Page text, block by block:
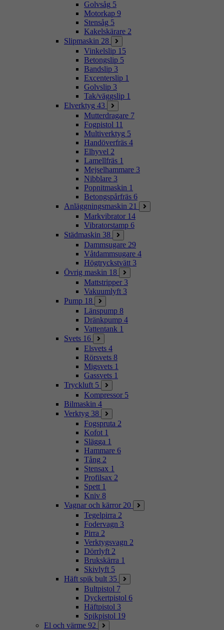
Golvsåg 5
Motorkap 9
Stensåg 5
Kakelskärare 2
Slipmaskin 28
Vinkelslip 15
Betongslip 5
Bandslip 3
Excenterslip 1
Golvslip 3
Tak/väggslip 1
Elverktyg 43
Mutterdragare 7
Fogpistol 11
Multiverktyg 5
Handöverfräs 4
Elhyvel 2
Lamellfräs 1
Mejselhammare 3
Nibblare 3
Popnitmaskin 1
Betongspårfräs 6
Anläggningsmaskin 21
Markvibrator 14
Vibratorstamp 6
Städmaskin 38
Dammsugare 29
Våtdammsugare 4
Högtryckstvätt 3
Övrig maskin 18
Mattstripper 3
Vakuumlyft 3
Pump 18
Länspump 8
Dränkpump 4
Vattentank 1
Svets 16
Elsvets 4
Rörsvets 8
Migsvets 1
Gassvets 1
Tryckluft 5
Kompressor 5
Bilmaskin 4
Verktyg 38
Fogspruta 2
Kofot 1
Slägga 1
Hammare 6
Tång 2
Stensax 1
Profilsax 2
Spett 1
Kniv 8
Vagnar och kärror 20
Tegelpirra 2
Fodervagn 3
Pirra 2
Verktygsvagn 2
Dörrlyft 2
Brukskärra 1
Skivlyft 5
Häft spik bult 35
Bultpistol 7
Dyckertpistol 6
Häftpistol 3
Spikpistol 19
El och värme 92